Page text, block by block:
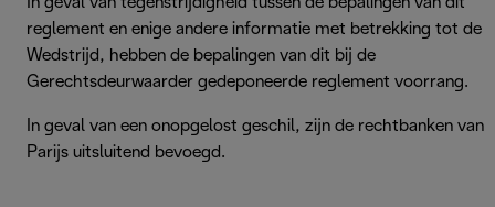
reglement en enige andere informatie met betrekking tot de
Wedstrijd, hebben de bepalingen van dit bij de
Gerechtsdeurwaarder gedeponeerde reglement voorrang.
In geval van een onopgelost geschil, zijn de rechtbanken van
Parijs uitsluitend bevoegd.